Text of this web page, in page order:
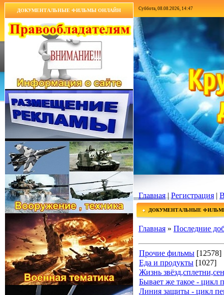
ДОКУМЕНТАЛЬНЫЕ ФИЛЬМЫ ОНЛАЙН Суббота, 08.08.2026, 14:47
Главная|Регистрация |
ДОКУМЕНТАЛЬНЫЕ
Главная » Последние
Прочие фильмы [12578]
Еда и продукты [1027]
Жизнь
Бывает же такое - цикл
Линия защиты - цикл